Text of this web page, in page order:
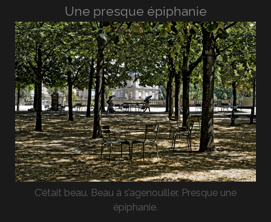
Une presque épiphanie
C’était beau. Beau à s’agenouiller. Presque une
épiphanie.